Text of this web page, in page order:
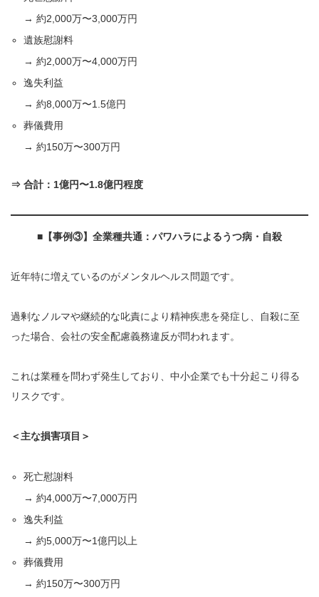
→ 約2,000万〜3,000万円
遺族慰謝料
→ 約2,000万〜4,000万円
逸失利益
→ 約8,000万〜1.5億円
葬儀費用
→ 約150万〜300万円
⇒ 合計：1億円〜1.8億円程度
■ 【事例③】全業種共通：パワハラによるうつ病・自殺
近年特に増えているのがメンタルヘルス問題です。
過剰なノルマや継続的な叱責により精神疾患を発症し、自殺に至
った場合、会社の安全配慮義務違反が問われます。
これは業種を問わず発生しており、中小企業でも十分起こり得る
リスクです。
＜主な損害項目＞
死亡慰謝料
→ 約4,000万〜7,000万円
逸失利益
→ 約5,000万〜1億円以上
葬儀費用
→ 約150万〜300万円